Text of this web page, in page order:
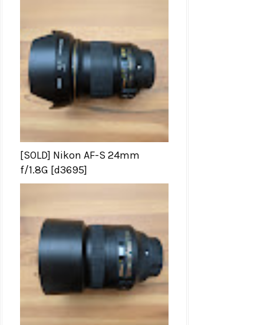
[SOLD] Nikon AF-S 24mm
f/1.8G [d3695]